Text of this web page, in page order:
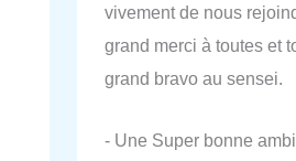
vivement de nous
grand merci à toutes et
grand bravo au sensei.
- Une Super bonne